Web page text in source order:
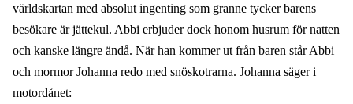
världskartan med absolut ingenting som granne tycker barens
besökare är jättekul. Abbi erbjuder dock honom husrum för natten
och kanske längre ändå. När han kommer ut från baren står Abbi
och mormor Johanna redo med snöskotrarna. Johanna säger i
motordånet: